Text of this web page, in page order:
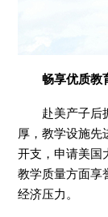
畅享优质教
赴美产子后拥
厚，教学设施
开支，申请美国
教学质量方面享
经济压力。